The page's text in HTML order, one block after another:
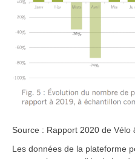
Source : Rapport 2020 de Vélo
Les données de la plateforme